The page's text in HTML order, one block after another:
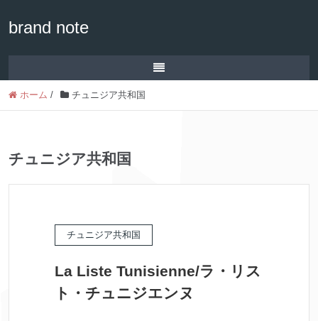
brand note
ホーム / チュニジア共和国
チュニジア共和国
チュニジア共和国
La Liste Tunisienne/ラ・リス
ト・チュニジエンヌ